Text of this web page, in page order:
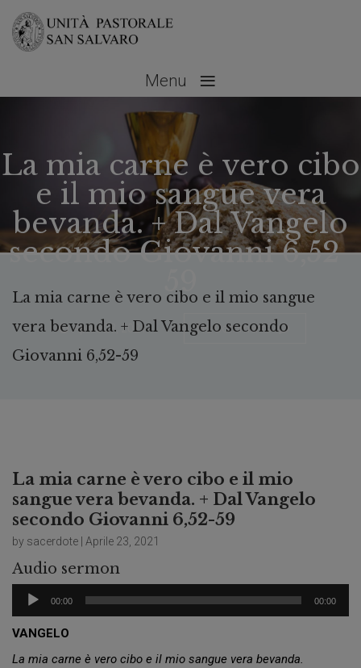
Menu ≡
La mia carne è vero cibo
e il mio sangue vera
bevanda. + Dal Vangelo
secondo Giovanni 6,52-
59
Aprile 23, 2021 No Comments
La mia carne è vero cibo e il mio sangue
vera bevanda. + Dal Vangelo secondo
Giovanni 6,52-59
La mia carne è vero cibo e il mio
sangue vera bevanda. + Dal Vangelo
secondo Giovanni 6,52-59
by sacerdote | Aprile 23, 2021
Audio sermon
Audio
Player
00:00 00:00
VANGELO
La mia carne è vero cibo e il mio sangue vera bevanda.